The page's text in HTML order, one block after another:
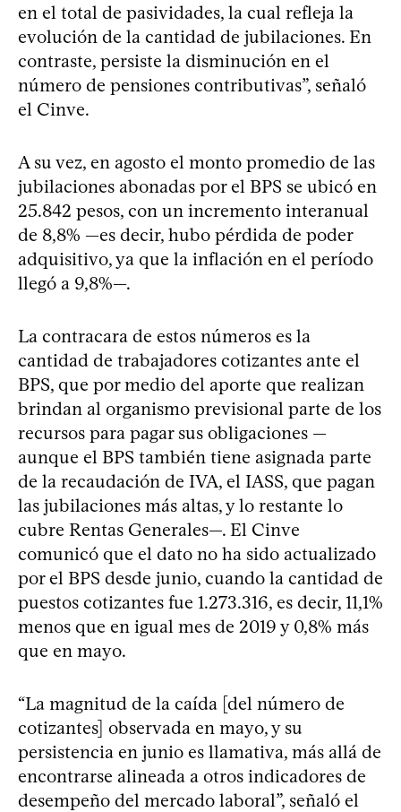
en el total de pasividades, la cual refleja la
evolución de la cantidad de jubilaciones. En
contraste, persiste la disminución en el
número de pensiones contributivas”, señaló
el Cinve.
A su vez, en agosto el monto promedio de las
jubilaciones abonadas por el BPS se ubicó en
25.842 pesos, con un incremento interanual
de 8,8% —es decir, hubo pérdida de poder
adquisitivo, ya que la inflación en el período
llegó a 9,8%—.
La contracara de estos números es la
cantidad de trabajadores cotizantes ante el
BPS, que por medio del aporte que realizan
brindan al organismo previsional parte de los
recursos para pagar sus obligaciones —
aunque el BPS también tiene asignada parte
de la recaudación de IVA, el IASS, que pagan
las jubilaciones más altas, y lo restante lo
cubre Rentas Generales—. El Cinve
comunicó que el dato no ha sido actualizado
por el BPS desde junio, cuando la cantidad de
puestos cotizantes fue 1.273.316, es decir, 11,1%
menos que en igual mes de 2019 y 0,8% más
que en mayo.
“La magnitud de la caída [del número de
cotizantes] observada en mayo, y su
persistencia en junio es llamativa, más allá de
encontrarse alineada a otros indicadores de
desempeño del mercado laboral”, señaló el